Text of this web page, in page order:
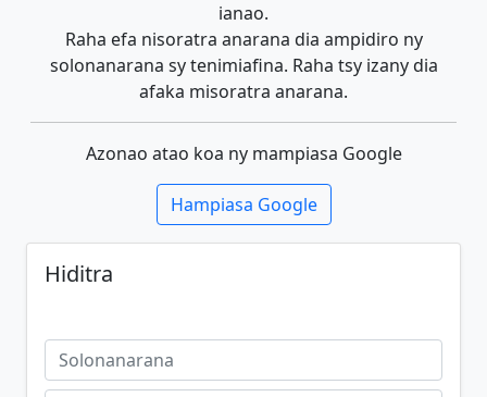
ianao.
Raha efa nisoratra anarana dia ampidiro ny
solonanarana sy tenimiafina. Raha tsy izany dia
afaka misoratra anarana.
Azonao atao koa ny mampiasa Google
Hampiasa Google
Hiditra